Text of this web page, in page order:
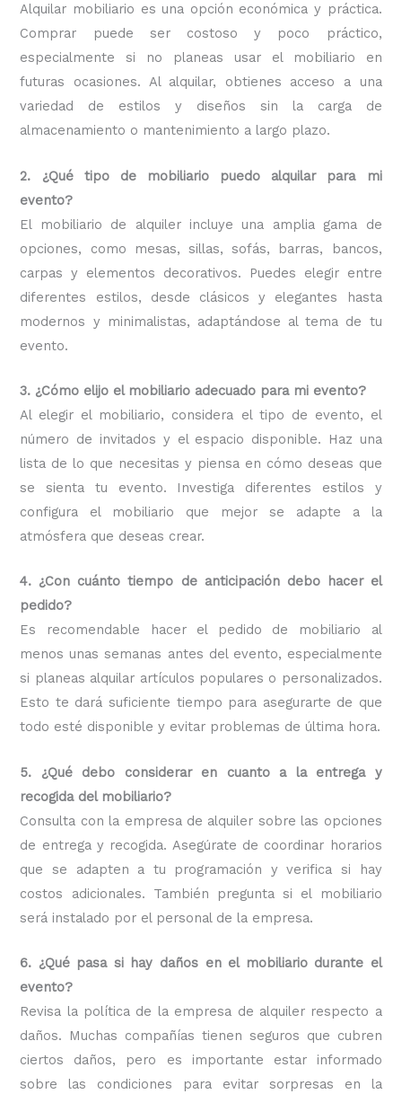
Alquilar mobiliario es una opción económica y práctica.
Comprar puede ser costoso y poco práctico,
especialmente si no planeas usar el mobiliario en
futuras ocasiones. Al alquilar, obtienes acceso a una
variedad de estilos y diseños sin la carga de
almacenamiento o mantenimiento a largo plazo.
2. ¿Qué tipo de mobiliario puedo alquilar para mi
evento?
El mobiliario de alquiler incluye una amplia gama de
opciones, como mesas, sillas, sofás, barras, bancos,
carpas y elementos decorativos. Puedes elegir entre
diferentes estilos, desde clásicos y elegantes hasta
modernos y minimalistas, adaptándose al tema de tu
evento.
3. ¿Cómo elijo el mobiliario adecuado para mi evento?
Al elegir el mobiliario, considera el tipo de evento, el
número de invitados y el espacio disponible. Haz una
lista de lo que necesitas y piensa en cómo deseas que
se sienta tu evento. Investiga diferentes estilos y
configura el mobiliario que mejor se adapte a la
atmósfera que deseas crear.
4. ¿Con cuánto tiempo de anticipación debo hacer el
pedido?
Es recomendable hacer el pedido de mobiliario al
menos unas semanas antes del evento, especialmente
si planeas alquilar artículos populares o personalizados.
Esto te dará suficiente tiempo para asegurarte de que
todo esté disponible y evitar problemas de última hora.
5. ¿Qué debo considerar en cuanto a la entrega y
recogida del mobiliario?
Consulta con la empresa de alquiler sobre las opciones
de entrega y recogida. Asegúrate de coordinar horarios
que se adapten a tu programación y verifica si hay
costos adicionales. También pregunta si el mobiliario
será instalado por el personal de la empresa.
6. ¿Qué pasa si hay daños en el mobiliario durante el
evento?
Revisa la política de la empresa de alquiler respecto a
daños. Muchas compañías tienen seguros que cubren
ciertos daños, pero es importante estar informado
sobre las condiciones para evitar sorpresas en la